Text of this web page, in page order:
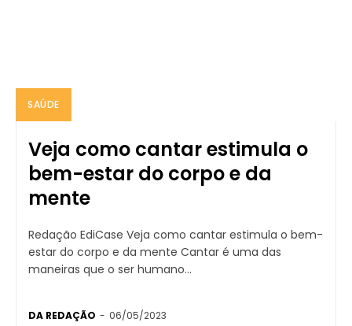
SAÚDE
Veja como cantar estimula o
bem-estar do corpo e da
mente
Redação EdiCase Veja como cantar estimula o bem-
estar do corpo e da mente Cantar é uma das
maneiras que o ser humano...
DA REDAÇÃO - 06/05/2023